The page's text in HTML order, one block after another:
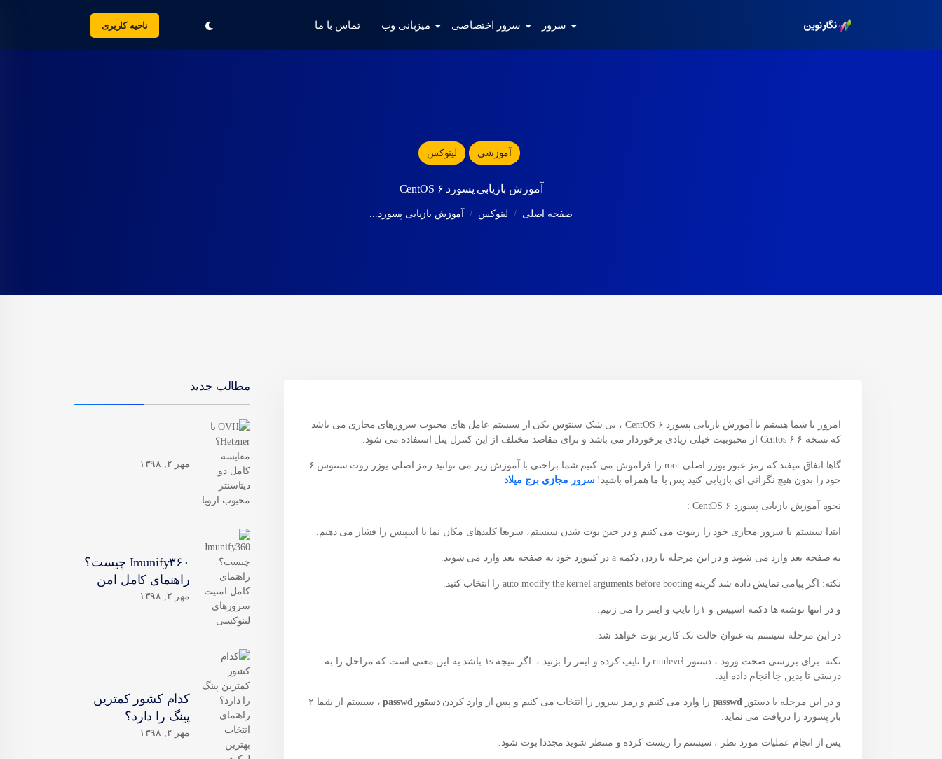
سرور سرور اختصاصی میزبانی وب تماس با ما ناحیه کاربری
آموزشی لینوکس
آموزش بازیابی پسورد ۶ CentOS
صفحه اصلی لینوکس آموزش بازیابی پسورد...
امروز با شما هستیم با آموزش بازیابی پسورد ۶ CentOS ، بی شک سنتوس یکی از سیستم عامل های محبوب سرورهای مجازی می باشد
که نسخه ۶ Centos ۶ از محبوبیت خیلی زیادی برخوردار می باشد و برای مقاصد مختلف از این کنترل پنل استفاده می شود.
گاها اتفاق میفتد که رمز عبور یوزر اصلی root را فراموش می کنیم شما براحتی با آموزش زیر می توانید رمز اصلی یوزر روت سنتوس ۶
خود را بدون هیچ نگرانی ای بازیابی کنید پس با ما همراه باشید!سرور مجازی برج میلاد
نحوه آموزش بازیابی پسورد ۶ CentOS :
ابتدا سیستم یا سرور مجازی خود را ریبوت می کنیم و در حین بوت شدن سیستم، سریعا کلیدهای مکان نما یا اسپیس را فشار می دهیم.
به صفحه بعد وارد می شوید و در این مرحله با زدن دکمه a در کیبورد خود به صفحه بعد وارد می شوید.
نکته: اگر پیامی نمایش داده شد گزینه auto modify the kernel arguments before booting را انتخاب کنید.
و در انتها نوشته ها دکمه اسپیس و ۱را تایپ و اینتر را می زنیم.
در این مرحله سیستم به عنوان حالت تک کاربر بوت خواهد شد.
نکته: برای بررسی صحت ورود ، دستور runlevel را تایپ کرده و اینتر را بزنید ، اگر نتیجه ۱s باشد به این معنی است که مراحل را به
درستی تا بدین جا انجام داده اید.
و در این مرحله با دستورpasswd را وارد می کنیم و رمز سرور را انتخاب می کنیم و پس از وارد کردندستور passwd
، سیستم از شما ۲
بار پسورد را دریافت می نماید.
پس از انجام عملیات مورد نظر ، سیستم را ریست کرده و منتظر شوید مجددا بوت شود.
مطالب جدید
مهر ۲, ۱۳۹۸
Imunify۳۶۰ چیست؟
راهنمای کامل امن
مهر ۲, ۱۳۹۸
کدام کشور کمترین
پینگ را دارد؟
مهر ۲, ۱۳۹۸